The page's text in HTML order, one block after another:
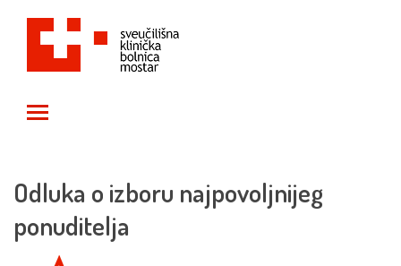
Odluka o izboru najpovoljnijeg
ponuditelja